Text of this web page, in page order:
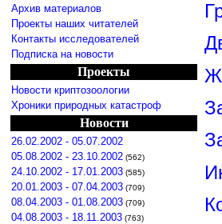
Архив материалов
Проекты наших читателей
Контакты исследователей
Подписка на новости
Проекты
Новости криптозоологии
Хроники природных катастроф
Новости
26.02.2002 - 05.07.2002
05.08.2002 - 23.10.2002 (562)
24.10.2002 - 17.01.2003 (585)
20.01.2003 - 07.04.2003 (709)
08.04.2003 - 01.08.2003 (709)
04.08.2003 - 18.11.2003 (763)